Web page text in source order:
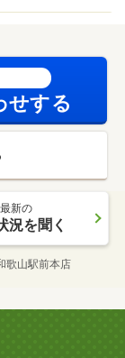
せする
最新の
況を聞く
歌山駅前本店